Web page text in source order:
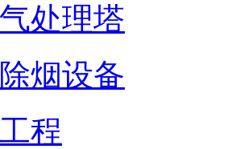
处理塔
烟设备
程